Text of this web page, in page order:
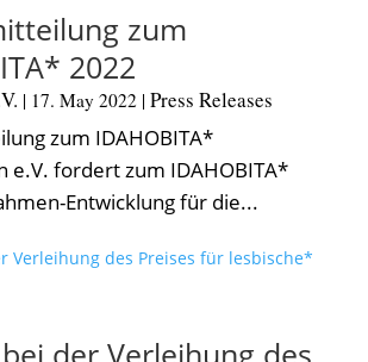
zum
2022
| 17. May 2022 | Press Releases
zum IDAHOBITA*
e.V. fordert zum IDAHOBITA*
Entwicklung für die...
der Verleihung des